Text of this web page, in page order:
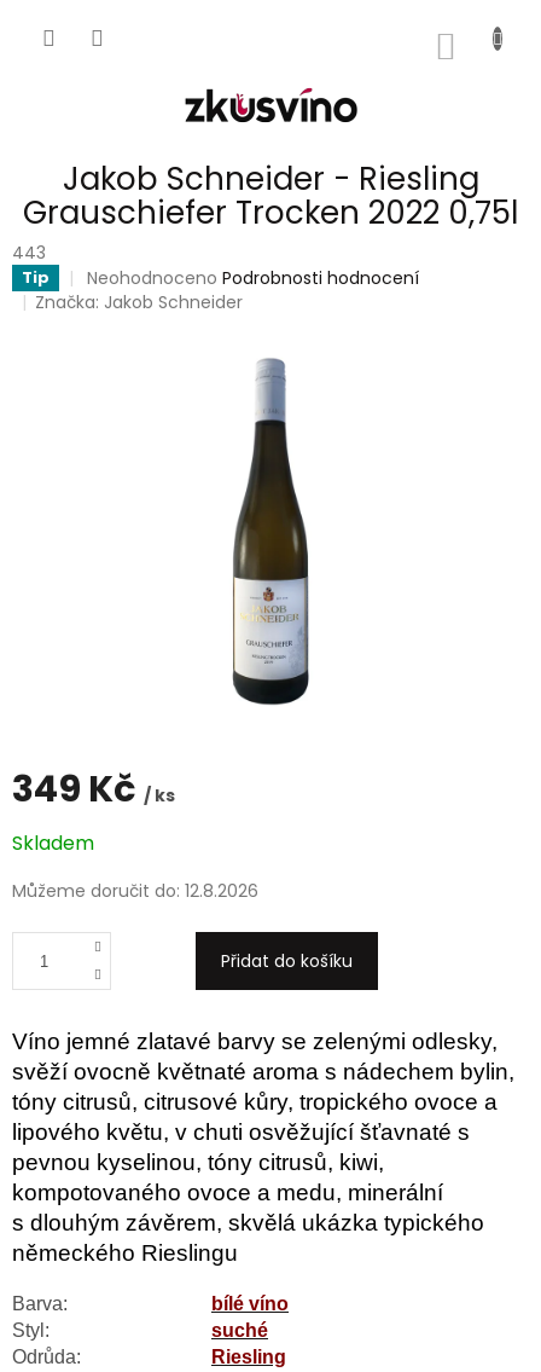
Jakob Schneider - Riesling
Grauschiefer Trocken 2022 0,75l
443
Tip
Průměrné
hodnocení
Neohodnoceno Podrobnosti hodnocení
Značka: Jakob Schneider
349 Kč / ks
Měrná
cena:
Skladem
Můžeme doručit do: 12.8.2026
Přidat do košíku
Víno jemné zlatavé barvy se zelenými odlesky,
svěží ovocně květnaté aroma s nádechem bylin,
tóny citrusů, citrusové kůry, tropického ovoce a
lipového květu, v chuti osvěžující šťavnaté s
pevnou kyselinou, tóny citrusů, kiwi,
kompotovaného ovoce a medu, minerální
s dlouhým závěrem, skvělá ukázka typického
německého Rieslingu
Barva:
bílé víno
Styl:
suché
Odrůda:
Riesling